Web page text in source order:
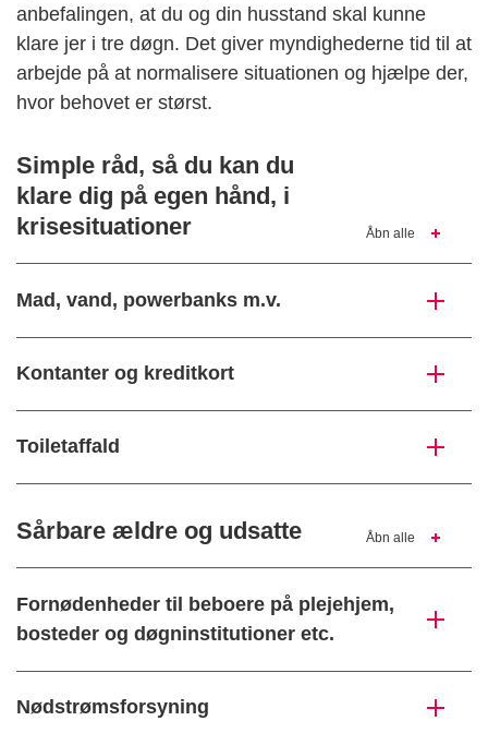
anbefalingen, at du og din husstand skal kunne
klare jer i tre døgn. Det giver myndighederne tid til at
arbejde på at normalisere situationen og hjælpe der,
hvor behovet er størst.
Simple råd, så du kan du
klare dig på egen hånd, i
krisesituationer
Åbn alle
Mad, vand, powerbanks m.v.
Kontanter og kreditkort
Toiletaffald
Sårbare ældre og udsatte Åbn alle
Fornødenheder til beboere på plejehjem,
bosteder og døgninstitutioner etc.
Nødstrømsforsyning